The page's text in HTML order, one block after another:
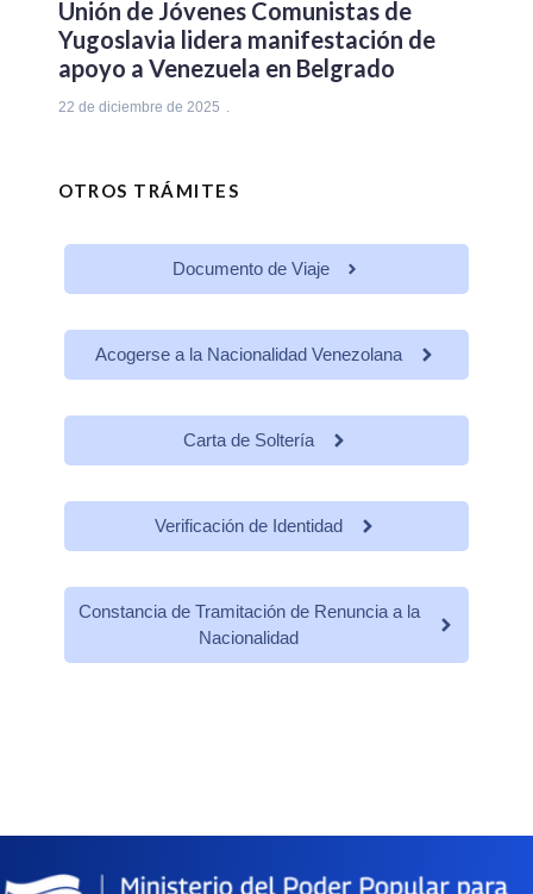
Unión de Jóvenes Comunistas de
Yugoslavia lidera manifestación de
apoyo a Venezuela en Belgrado
22 de diciembre de 2025
OTROS TRÁMITES
Documento de Viaje
Acogerse a la Nacionalidad Venezolana
Carta de Soltería
Verificación de Identidad
Constancia de Tramitación de Renuncia a la
Nacionalidad